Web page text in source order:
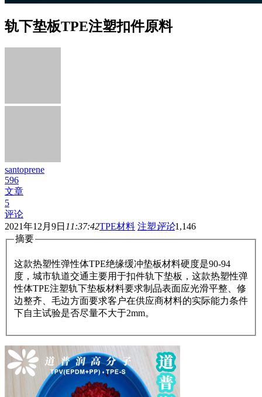
轨下垫板TPE注塑扣件原料
santoprene
596
文章
5
评论
2021年12月9日 11:37:42TPE材料 注塑评论1,146
摘要
这款热塑性弹性体TPE绝缘缓冲垫板材料硬度是90-94
度，城市轨道交通主要用于扣件轨下垫板，这款热塑性弹
性体TPE注塑轨下垫板材料要求制品表面应光滑平整、修
边整齐、毛边方面要求客户在供应商材料的实际能力条件
下自主试验是否尽量不大于2mm。